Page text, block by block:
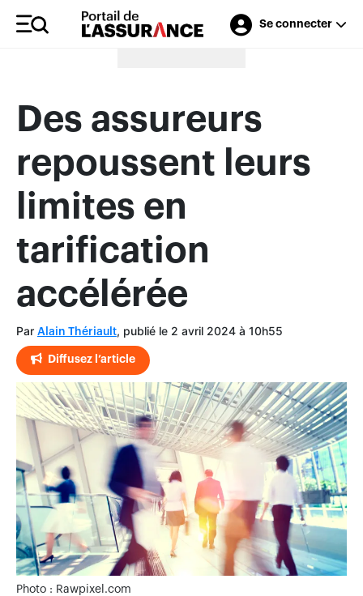
Se connecter
Merci à nos annonceurs
Des assureurs
repoussent leurs
limites en
tarification
accélérée
Par Alain Thériault, publié le 2 avril 2024 à 10h55
Diffusez l’article
Photo : Rawpixel.com